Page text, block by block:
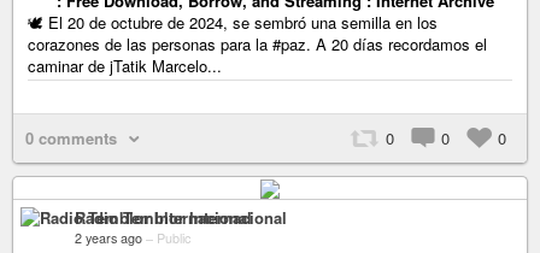
🕊️ El 20 de octubre de 2024, se sembró una semilla en los
corazones de las personas para la #paz. A 20 días recordamos el
caminar de jTatik Marcelo...
0 comments 0 0 0
Radio Temblor Internacional
2 years ago – Public